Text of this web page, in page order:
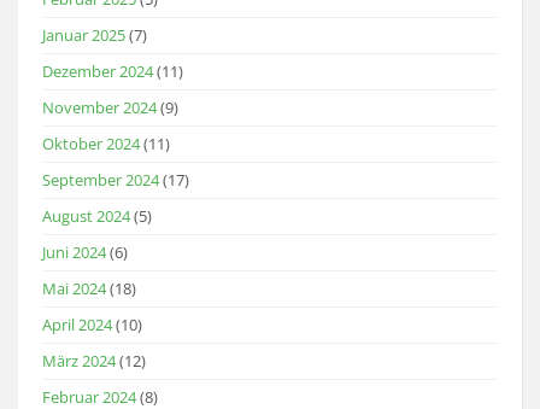
Januar 2025(7)
Dezember 2024(11)
November 2024(9)
Oktober 2024(11)
September 2024(17)
August 2024(5)
Juni 2024(6)
Mai 2024(18)
April 2024(10)
März 2024(12)
Februar 2024(8)